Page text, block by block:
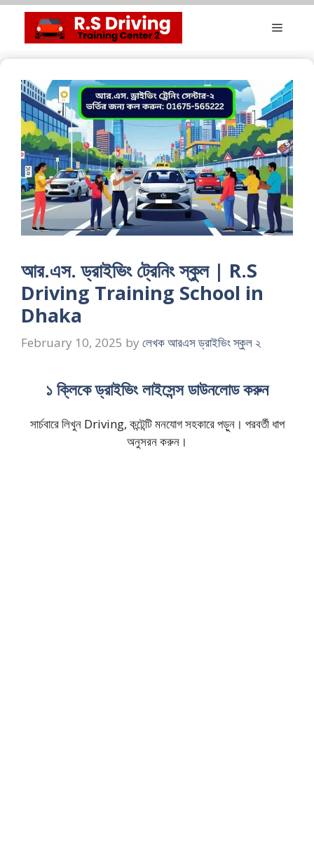
content
Menu
আর.এস. ড্রাইভিং ট্রেনিং স্কুল | R.S
Driving Training School in
Dhaka
February 10, 2025 by লেখক আরএস ড্রাইভিং স্কুল ২
১ ক্লিকে ড্রাইভিং লাইসেন্স ডাউনলোড করুন
সার্চবারে লিখুন Driving, কন্টেন্টি মনযোগ সহকারে পড়ুন। পরবর্তী ধাপ
অনুসরন করুন।